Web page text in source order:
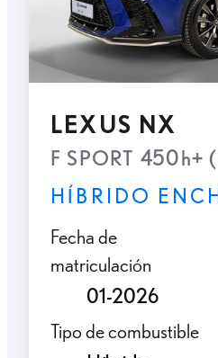
LEXUS NX
F SPORT 450h+
HÍBRIDO
Fecha de
matriculación
01-2026
Tipo de combustible